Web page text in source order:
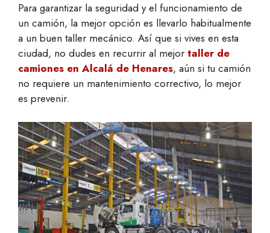
Para garantizar la seguridad y el funcionamiento de
un camión, la mejor opción es llevarlo habitualmente
a un buen taller mecánico. Así que si vives en esta
ciudad, no dudes en recurrir al mejor taller de
camiones en Alcalá de Henares, aún si tu camión
no requiere un mantenimiento correctivo, lo mejor
es prevenir.